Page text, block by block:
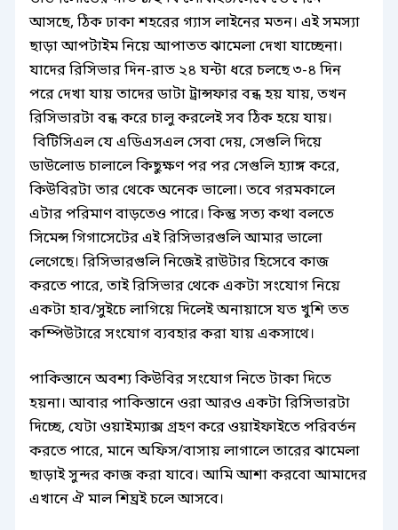
আসছে, ঠিক ঢাকা শহরের গ্যাস লাইনের মতন। এই সমস্যা
ছাড়া আপটাইম নিয়ে আপাতত ঝামেলা দেখা যাচ্ছেনা।
যাদের রিসিভার দিন-রাত ২৪ ঘন্টা ধরে চলছে ৩-৪ দিন
পরে দেখা যায় তাদের ডাটা ট্রান্সফার বন্ধ হয় যায়, তখন
রিসিভারটা বন্ধ করে চালু করলেই সব ঠিক হয়ে যায়।
বিটিসিএল যে এডিএসএল সেবা দেয়, সেগুলি দিয়ে
ডাউলোড চালালে কিছুক্ষণ পর পর সেগুলি হ্যাঙ্গ করে,
কিউবিরটা তার থেকে অনেক ভালো। তবে গরমকালে
এটার পরিমাণ বাড়তেও পারে। কিন্তু সত্য কথা বলতে
সিমেন্স গিগাসেটের এই রিসিভারগুলি আমার ভালো
লেগেছে। রিসিভারগুলি নিজেই রাউটার হিসেবে কাজ
করতে পারে, তাই রিসিভার থেকে একটা সংযোগ নিয়ে
একটা হাব/সুইচে লাগিয়ে দিলেই অনায়াসে যত খুশি তত
কম্পিউটারে সংযোগ ব্যবহার করা যায় একসাথে।
পাকিস্তানে অবশ্য কিউবির সংযোগ নিতে টাকা দিতে
হয়না। আবার পাকিস্তানে ওরা আরও একটা রিসিভারটা
দিচ্ছে, যেটা ওয়াইম্যাক্স গ্রহণ করে ওয়াইফাইতে পরিবর্তন
করতে পারে, মানে অফিস/বাসায় লাগালে তারের ঝামেলা
ছাড়াই সুন্দর কাজ করা যাবে। আমি আশা করবো আমাদের
এখানে ঐ মাল শিঘ্রই চলে আসবে।